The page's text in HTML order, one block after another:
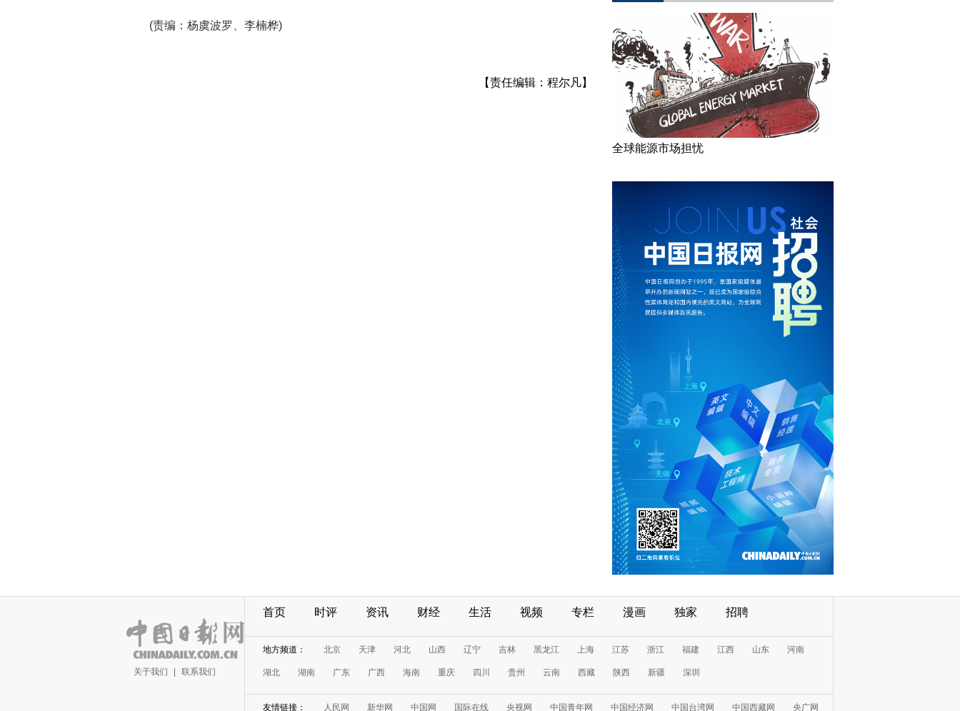
(责编：杨虞波罗、李楠桦)
【责任编辑：程尔凡】
全球能源市场担忧
关于我们 联系我们
首页 时评 资讯 财经 生活 视频 专栏 漫画 独家 招聘
地方频道： 北京 天津 河北 山西 辽宁 吉林 黑龙江 上海 江苏 浙江 福建 江西 山东 河南
湖北 湖南 广东 广西 海南 重庆 四川 贵州 云南 西藏 陕西 新疆 深圳
友情链接： 人民网 新华网 中国网 国际在线 央视网 中国青年网 中国经济网 中国台湾网 中国西藏网 央广网